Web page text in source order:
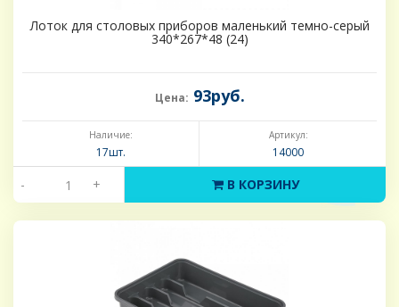
Лоток для столовых приборов маленький темно-серый
340*267*48 (24)
Цена: 93руб.
Наличие:
17шт.
Артикул:
14000
- + В КОРЗИНУ